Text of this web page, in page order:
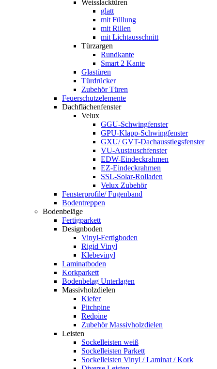
Weisslacktüren
glatt
mit Füllung
mit Rillen
mit Lichtausschnitt
Türzargen
Rundkante
Smart 2 Kante
Glastüren
Türdrücker
Zubehör Türen
Feuerschutzelemente
Dachflächenfenster
Velux
GGU-Schwingfenster
GPU-Klapp-Schwingfenster
GXU/ GVT-Dachausstiegsfenster
VU-Austauschfenster
EDW-Eindeckrahmen
EZ-Eindeckrahmen
SSL-Solar-Rolladen
Velux Zubehör
Fensterprofile/ Fugenband
Bodentreppen
Bodenbeläge
Fertigparkett
Designboden
Vinyl-Fertigboden
Rigid Vinyl
Klebevinyl
Laminatboden
Korkparkett
Bodenbelag Unterlagen
Massivholzdielen
Kiefer
Pitchpine
Redpine
Zubehör Massivholzdielen
Leisten
Sockelleisten weiß
Sockelleisten Parkett
Sockelleisten Vinyl / Laminat / Kork